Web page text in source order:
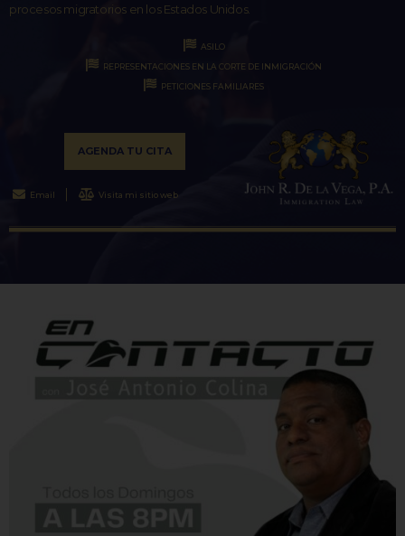
procesos migratorios en los Estados Unidos.
ASILO
REPRESENTACIONES EN LA CORTE DE INMIGRACIÓN
PETICIONES FAMILIARES
AGENDA TU CITA
Email Visita mi sitio web